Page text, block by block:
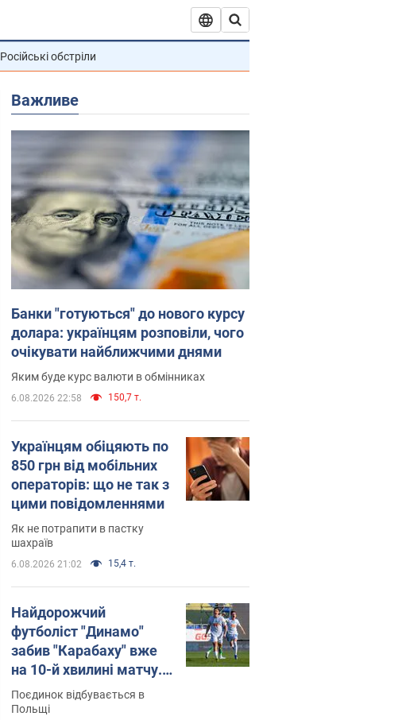
Російські обстріли
Важливе
Банки "готуються" до нового курсу
долара: українцям розповіли, чого
очікувати найближчими днями
Яким буде курс валюти в обмінниках
6.08.2026 22:58 150,7 т.
Українцям обіцяють по
850 грн від мобільних
операторів: що не так з
цими повідомленнями
Як не потрапити в пастку
шахраїв
6.08.2026 21:02 15,4 т.
Найдорожчий
футболіст "Динамо"
забив "Карабаху" вже
на 10-й хвилині матчу.
Відео
Поєдинок відбувається в
Польщі